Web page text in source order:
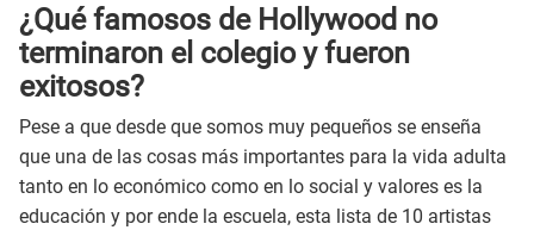
¿Qué famosos de Hollywood no
terminaron el colegio y fueron
exitosos?
Pese a que desde que somos muy pequeños se enseña
que una de las cosas más importantes para la vida adulta
tanto en lo económico como en lo social y valores es la
educación y por ende la escuela, esta lista de 10 artistas